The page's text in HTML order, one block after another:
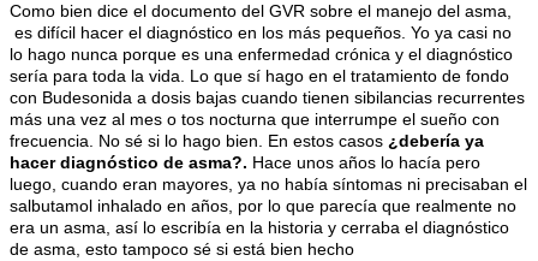
Como bien dice el documento del GVR sobre el manejo del asma,
es difícil hacer el diagnóstico en los más pequeños. Yo ya casi no
lo hago nunca porque es una enfermedad crónica y el diagnóstico
sería para toda la vida. Lo que sí hago en el tratamiento de fondo
con Budesonida a dosis bajas cuando tienen sibilancias recurrentes
más una vez al mes o tos nocturna que interrumpe el sueño con
frecuencia. No sé si lo hago bien. En estos casos ¿debería ya
hacer diagnóstico de asma?. Hace unos años lo hacía pero
luego, cuando eran mayores, ya no había síntomas ni precisaban el
salbutamol inhalado en años, por lo que parecía que realmente no
era un asma, así lo escribía en la historia y cerraba el diagnóstico
de asma, esto tampoco sé si está bien hecho